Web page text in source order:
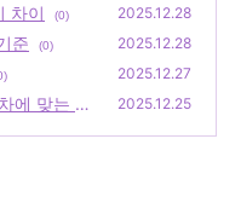
차이 (0) 2025.12.28
준 (0) 2025.12.28
2025.12.27
에 맞는 오
2025.12.25